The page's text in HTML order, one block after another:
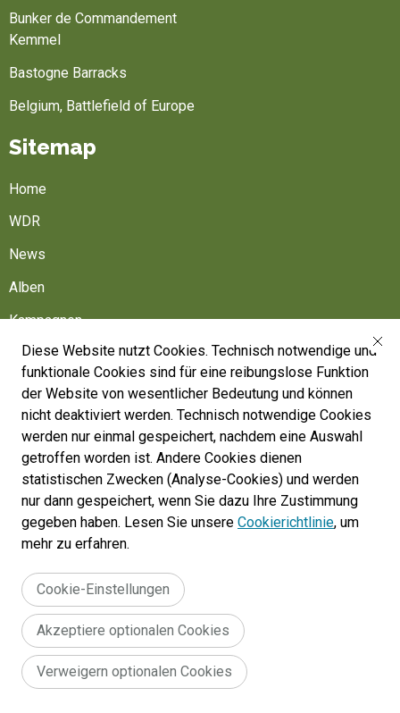
Diese Website nutzt Cookies. Technisch notwendige und
funktionale Cookies sind für eine reibungslose Funktion
der Website von wesentlicher Bedeutung und können
nicht deaktiviert werden. Technisch notwendige Cookies
werden nur einmal gespeichert, nachdem eine Auswahl
getroffen worden ist. Andere Cookies dienen
statistischen Zwecken (Analyse-Cookies) und werden
nur dann gespeichert, wenn Sie dazu Ihre Zustimmung
gegeben haben. Lesen Sie unsere Cookierichtlinie, um
mehr zu erfahren.
Cookie-Einstellungen
Akzeptiere optionalen Cookies
Verweigern optionalen Cookies
Bunker de Commandement
Kemmel
Bastogne Barracks
Belgium, Battlefield of Europe
Sitemap
Home
WDR
News
Alben
Kampagnen
Friedhöfe
Belgische Armee
Machen Sie mit
Folgen Sie uns
War Heritage Institute
Belgium, Battlefield of Europe
War dead register
Legal
menu
Allgemeine Geschäftsbedingungen für die Website :
Erklärung zur Zugänglichkeit
Cookie policy